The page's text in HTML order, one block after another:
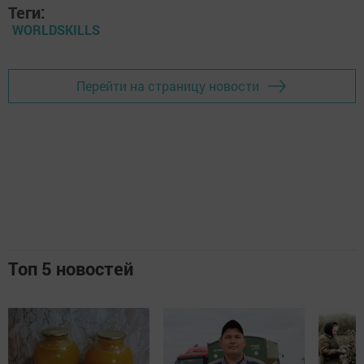
Теги:
WORLDSKILLS
Перейти на страницу новости
Топ 5 новостей